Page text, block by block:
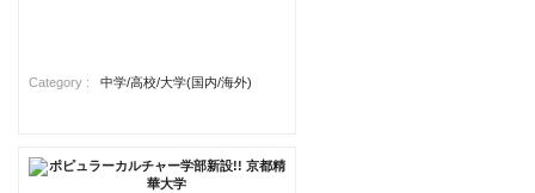
Category : 中学/高校/大学(国内/海外)